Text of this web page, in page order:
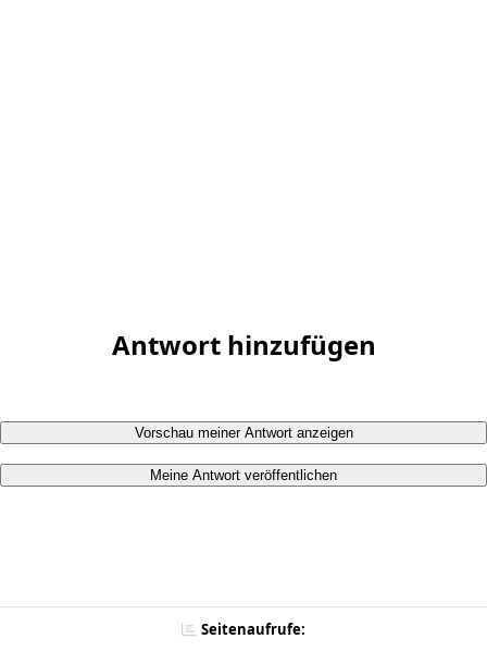
Antwort hinzufügen
Vorschau meiner Antwort anzeigen
Meine Antwort veröffentlichen
Seitenaufrufe: